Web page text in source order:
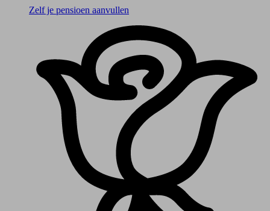
Zelf je pensioen aanvullen